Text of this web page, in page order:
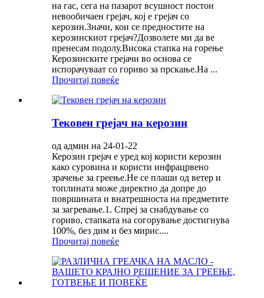
на гас, сега на пазарот всушност постои
невообичаен грејач, кој е грејач со
керозин.Значи, кои се предностите на
керозинскиот грејач?Дозволете ми да ве
пренесам подолу.Висока стапка на горење
Керозинските грејачи во основа се
испорачуваат со гориво за прскање.На ...
Прочитај повеќе
Тековен грејач на керозин
од админ на 24-01-22
Керозин грејач е уред кој користи керозин
како суровина и користи инфрацрвено
зрачење за греење.Не се плаши од ветер и
топлината може директно да допре до
површината и внатрешноста на предметите
за загревање.1. Спреј за снабдување со
гориво, стапката на согорување достигнува
100%, без дим и без мирис....
Прочитај повеќе